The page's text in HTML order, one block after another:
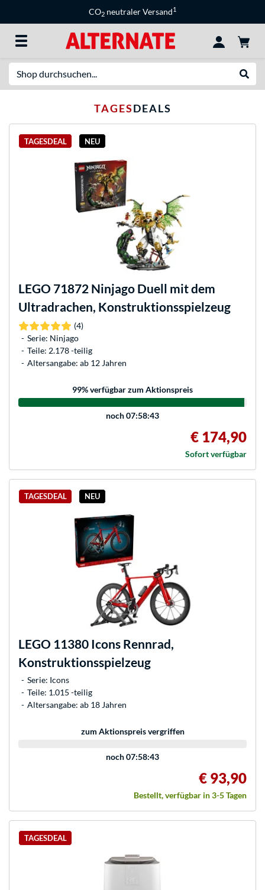
CO2 neutraler Versand1
TAGESDEALS
TAGESDEAL NEU
LEGO 71872 Ninjago Duell mit dem
Ultradrachen, Konstruktionsspielzeug
(4)
Serie: Ninjago
Teile: 2.178 -teilig
Altersangabe: ab 12 Jahren
99% verfügbar zum Aktionspreis
noch07:58:43
€ 174,90
Sofort verfügbar
TAGESDEAL NEU
LEGO 11380 Icons Rennrad,
Konstruktionsspielzeug
Serie: Icons
Teile: 1.015 -teilig
Altersangabe: ab 18 Jahren
zum Aktionspreis vergriffen
noch07:58:43
€ 93,90
Bestellt, verfügbar in 3-5 Tagen
TAGESDEAL